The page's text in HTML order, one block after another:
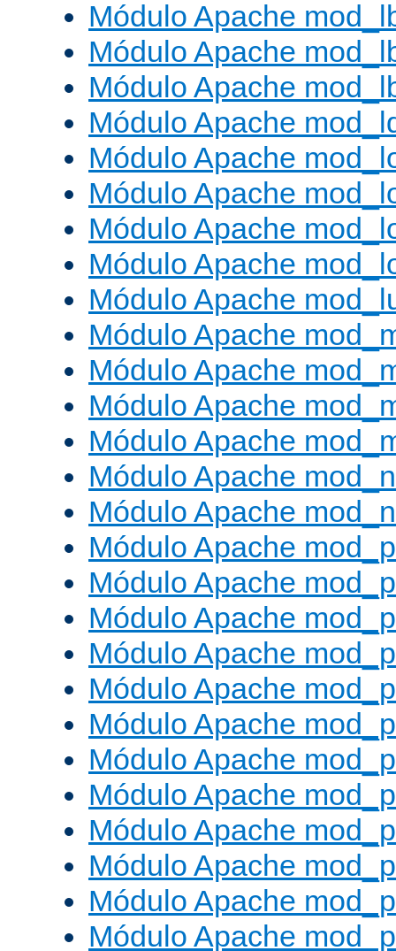
Módulo Apache
Módulo Apache
Módulo Apache
Módulo Apache
Módulo Apache
Módulo Apache
Módulo Apache
Módulo Apache
Módulo Apache
Módulo Apache
Módulo Apache
Módulo Apache
Módulo Apache
Módulo Apache
Módulo Apache
Módulo Apache
Módulo Apache
Módulo Apache
Módulo Apache
Módulo Apache
Módulo Apache
Módulo Apache
Módulo Apache
Módulo Apache
Módulo Apache
Módulo Apache
Módulo Apache